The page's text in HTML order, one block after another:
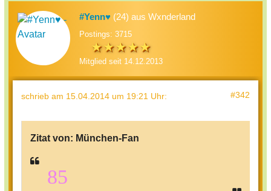
#Yenn♥ (24) aus Wxnderland
Postings: 3715
Mitglied seit 14.12.2013
schrieb am 15.04.2014 um 19:21 Uhr: #342
Zitat von: München-Fan
85